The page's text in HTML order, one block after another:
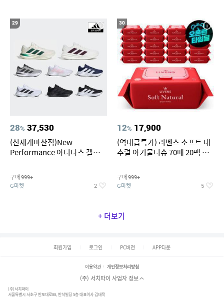
29
28% 37,530
(신세계마산점)New
Performance 아디다스 갤럭시
구매 999+
G마켓 2
30
12% 17,900
(역대급특가) 리벤스 소프트 내
추럴 아기물티슈 70매 20팩 캡
구매 999+
G마켓 5
+ 더보기
회원가입 로그인 PC버전 APP다운
이용약관 개인정보처리방침
(주) 서치파이 사업자 정보
(주)서치파이
서울특별시 서초구 반포대로88, 반석빌딩 5층 대표이사 김태묵